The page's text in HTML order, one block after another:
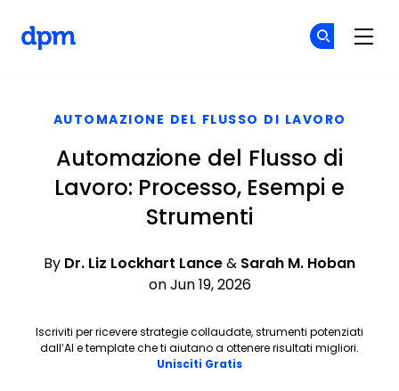
AUTOMAZIONE DEL FLUSSO DI LAVORO
Automazione del Flusso di
Lavoro: Processo, Esempi e
Strumenti
By Dr. Liz Lockhart Lance & Sarah M. Hoban
on Jun 19, 2026
Iscriviti per ricevere strategie collaudate, strumenti potenziati
dall’AI e template che ti aiutano a ottenere risultati migliori.
Unisciti GratisOpens new window